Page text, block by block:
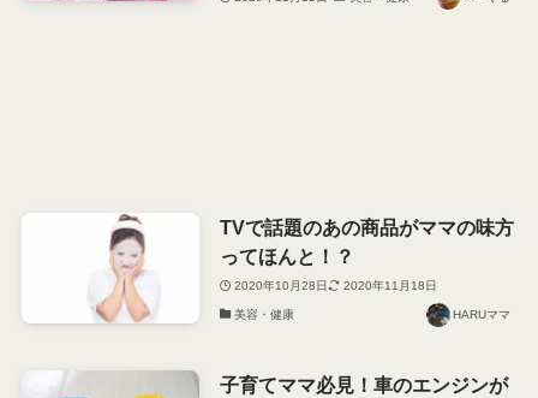
TVで話題のあの商品がママの味方
ってほんと！？
2020年10月28日 2020年11月18日
美容・健康 HARUママ
子育てママ必見！車のエンジンが